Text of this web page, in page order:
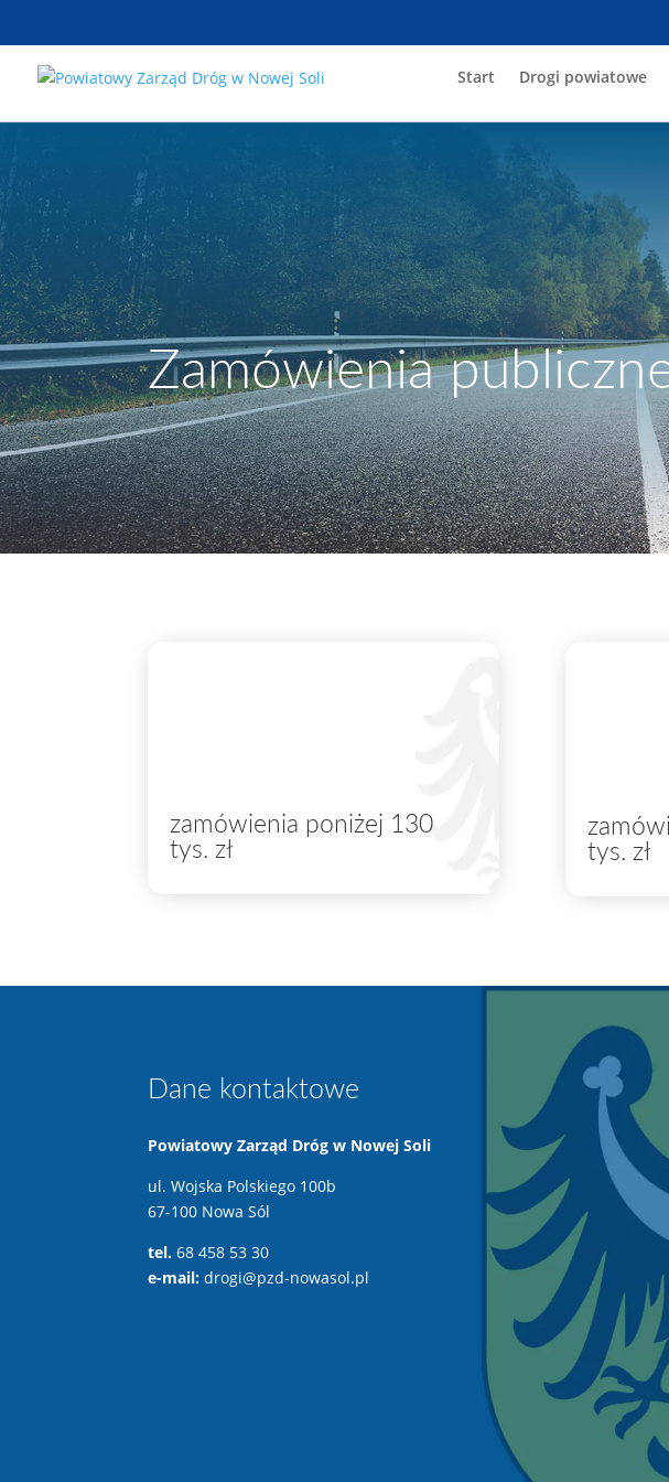
Start Drogi powiatowe
Zamówienia
zamówienia poniżej 130
tys. zł
tys. zł
Dane kontaktowe
Powiatowy Zarząd Dróg w Nowej Soli
ul. Wojska Polskiego 100b
67-100 Nowa Sól
tel. 68 458 53 30
e-mail: drogi@pzd-nowasol.pl